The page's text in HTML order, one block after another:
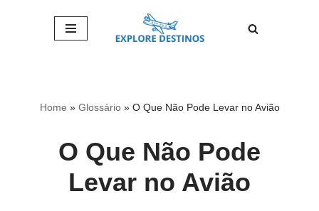
Home » Glossário» O Que Não Pode Levar no Avião
O Que Não Pode
Levar no Avião